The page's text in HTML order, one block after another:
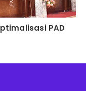
PAD